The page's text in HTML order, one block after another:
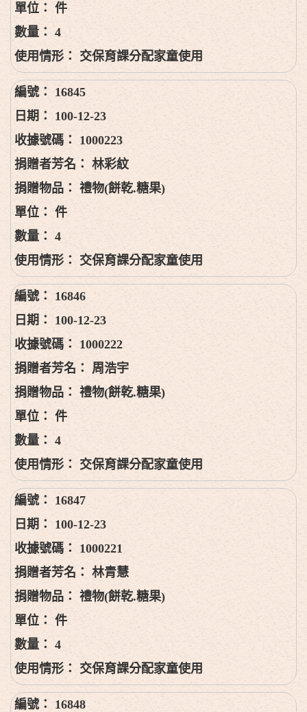
件
4
交保育課分配家童使用
16845
100-12-23
1000223
林彩紋
禮物(餅乾.糖果)
件
4
交保育課分配家童使用
16846
100-12-23
1000222
周浩宇
禮物(餅乾.糖果)
件
4
交保育課分配家童使用
16847
100-12-23
1000221
林青慧
禮物(餅乾.糖果)
件
4
交保育課分配家童使用
16848